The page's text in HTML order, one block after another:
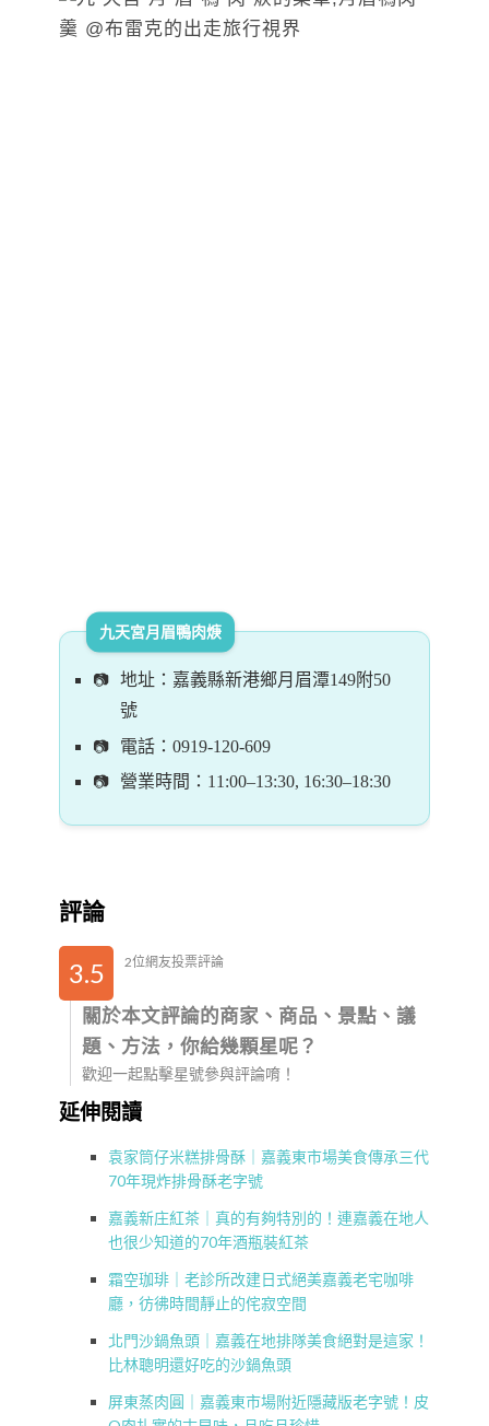
九天宮月眉鴨肉焿
地址：嘉義縣新港鄉月眉潭149附50
號
電話：0919-120-609
營業時間：11:00–13:30, 16:30–18:30
評論
3.5 2位網友投票評論
關於本文評論的商家、商品、景點、議
題、方法，你給幾顆星呢？
歡迎一起點擊星號參與評論唷！
延伸閱讀
袁家筒仔米糕排骨酥｜嘉義東市場美食傳承三代
70年現炸排骨酥老字號
嘉義新庄紅茶｜真的有夠特別的！連嘉義在地人
也很少知道的70年酒瓶裝紅茶
霜空珈琲｜老診所改建日式絕美嘉義老宅咖啡
廳，彷彿時間靜止的侘寂空間
北門沙鍋魚頭｜嘉義在地排隊美食絕對是這家！
比林聰明還好吃的沙鍋魚頭
屏東蒸肉圓｜嘉義東市場附近隱藏版老字號！皮